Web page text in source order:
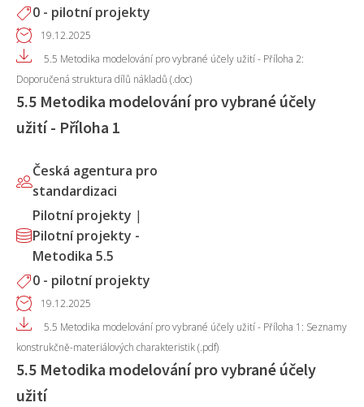
0 - pilotní projekty
19.12.2025
5.5 Metodika modelování pro vybrané účely užití - Příloha 2:
Doporučená struktura dílů nákladů (.doc)
5.5 Metodika modelování pro vybrané účely
užití - Příloha 1
Česká agentura pro
standardizaci
Pilotní projekty |
Pilotní projekty -
Metodika 5.5
0 - pilotní projekty
19.12.2025
5.5 Metodika modelování pro vybrané účely užití - Příloha 1: Seznamy
konstrukčně-materiálových charakteristik (.pdf)
5.5 Metodika modelování pro vybrané účely
užití